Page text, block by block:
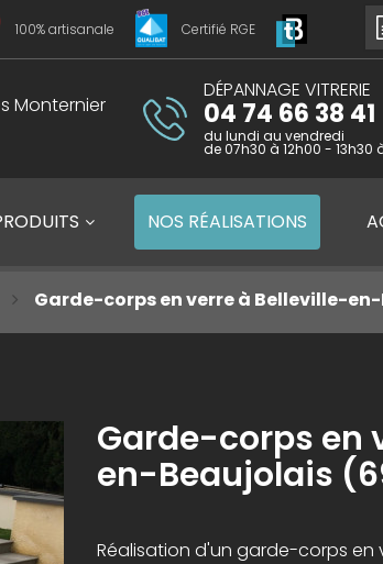
100% artisanale Certifié RGE
Monternier
DÉPANNAGE VITRERIE
04 74 66 38 41
du lundi au vendredi
de 07h30 à 12h00 - 13h30
NOS RÉALISATIONS
Garde-corps en verre à Belleville-
Garde-corps en
en-Beaujolais
Réalisation d'un garde-corps en